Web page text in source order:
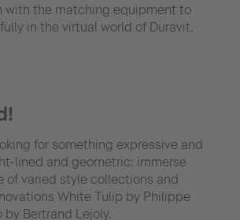
with the matching equipment to
in the virtual world of Duravit.
for something expressive and
lined and geometric: immerse
of varied style collections and
White Tulip by Philippe
Bertrand Lejoly.